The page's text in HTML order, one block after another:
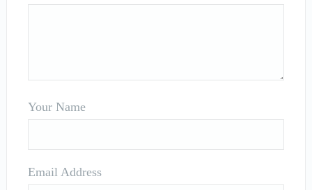
Your Name
Email Address